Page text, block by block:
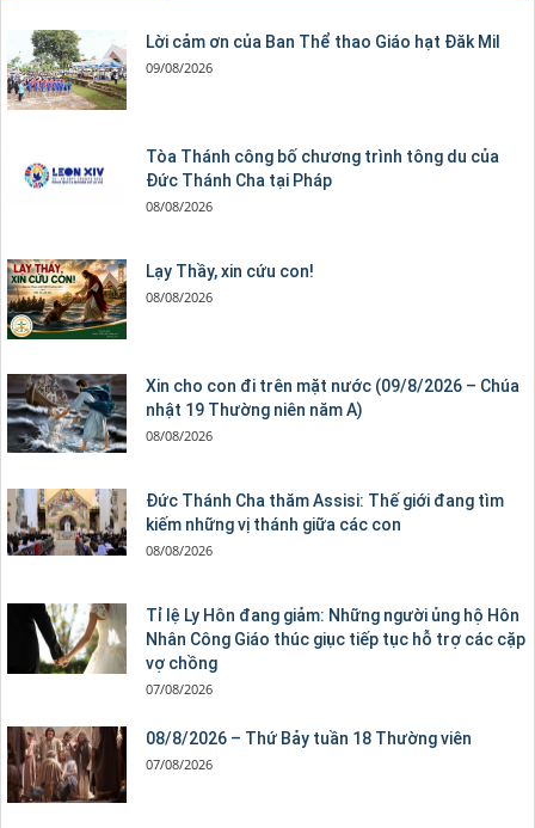
Lời cảm ơn của Ban Thể thao Giáo hạt Đăk Mil
09/08/2026
Tòa Thánh công bố chương trình tông du của
Đức Thánh Cha tại Pháp
08/08/2026
Lạy Thầy, xin cứu con!
08/08/2026
Xin cho con đi trên mặt nước (09/8/2026 – Chúa
nhật 19 Thường niên năm A)
08/08/2026
Đức Thánh Cha thăm Assisi: Thế giới đang tìm
kiếm những vị thánh giữa các con
08/08/2026
Tỉ lệ Ly Hôn đang giảm: Những người ủng hộ Hôn
Nhân Công Giáo thúc giục tiếp tục hỗ trợ các cặp
vợ chồng
07/08/2026
08/8/2026 – Thứ Bảy tuần 18 Thường viên
07/08/2026